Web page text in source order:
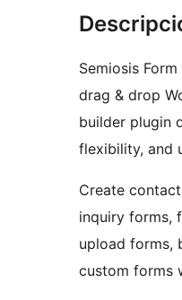
Semiosis
drag & drop
builder plugin
flexibility, and
Create
inquiry forms,
upload forms,
custom forms